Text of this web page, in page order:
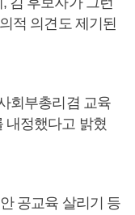
적 의견도 제기된
회부총리겸 교육
내정했다고 밝혔
공교육 살리기 등